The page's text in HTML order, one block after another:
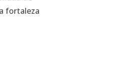
fortaleza